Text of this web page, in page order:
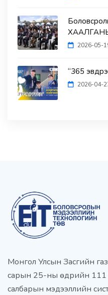
ХААЛГАНЫ
2026-05-
“365
2026-04-
Монгол Улсын Засгийн
сарын 25-ны өдрийн 111
салбарын мэдээллийн